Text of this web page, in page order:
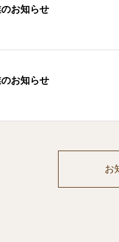
お知らせ
お知らせ
お